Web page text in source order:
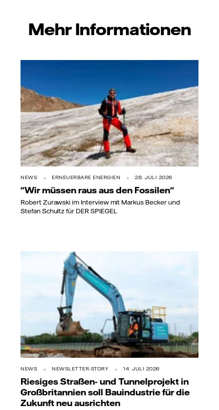
Mehr Informationen
NEWS ERNEUERBARE ENERGIEN 28. JULI 2026
"Wir müssen raus aus den Fossilen"
Robert Zurawski im Interview mit Markus Becker und
Stefan Schultz für DER SPIEGEL
NEWS NEWSLETTER-STORY 14. JULI 2026
Riesiges Straßen- und Tunnelprojekt in
Großbritannien soll Bauindustrie für die
Zukunft neu ausrichten